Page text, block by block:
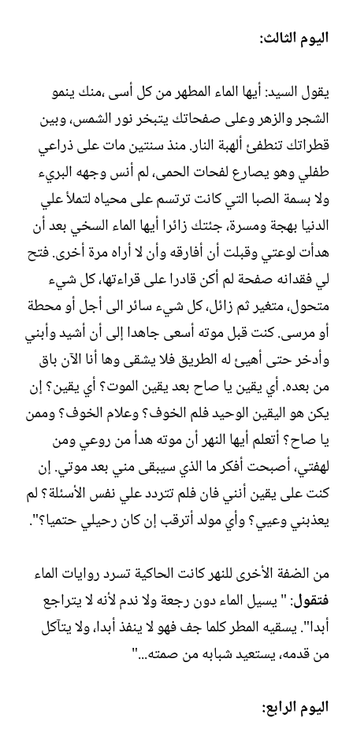
اليوم الثالث:
يقول السيد: أيها الماء المطهر من كل أسى ،منك ينمو
الشجر والزهر وعلى صفحاتك يتبخر نور الشمس، وبين
قطراتك تنطفئ ألهبة النار. منذ سنتين مات على ذراعي
طفلي وهو يصارع لفحات الحمى، لم أنس وجهه البريء
ولا بسمة الصبا التي كانت ترتسم على محياه لتملأ علي
الدنيا بهجة ومسرة، جئتك زائرا أيها الماء السخي بعد أن
هدأت لوعتي وقبلت أن أفارقه وأن لا أراه مرة أخرى. فتح
لي فقدانه صفحة لم أكن قادرا على قراءتها، كل شيء
متحول، متغير ثم زائل، كل شيء سائر الى أجل أو محطة
أو مرسى. كنت قبل موته أسعى جاهدا إلى أن أشيد وأبني
وأدخر حتى أهيئ له الطريق فلا يشقى وها أنا الآن باق
من بعده. أي يقين يا صاح بعد يقين الموت؟ أي يقين؟ إن
يكن هو اليقين الوحيد فلم الخوف؟ وعلام الخوف؟ وممن
يا صاح؟ أتعلم أيها النهر أن موته هدأ من روعي ومن
لهفتي، أصبحت أفكر ما الذي سيبقى مني بعد موتي. إن
كنت على يقين أنني فان فلم تتردد علي نفس الأسئلة؟ لم
يعذبني وعيي؟ وأي مولد أترقب إن كان رحيلي حتميا؟".
من الضفة الأخرى للنهر كانت الحاكية تسرد روايات الماء
فتقول: " يسيل الماء دون رجعة ولا ندم لأنه لا يتراجع
أبدا". يسقيه المطر كلما جف فهو لا ينفذ أبدا، ولا يتآكل
من قدمه، يستعيد شبابه من صمته..."
اليوم الرابع: